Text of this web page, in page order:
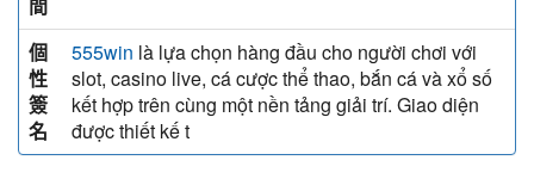
個
性
簽
名
555win là lựa chọn hàng đầu cho người chơi với
slot, casino live, cá cược thể thao, bắn cá và xổ số
kết hợp trên cùng một nền tảng giải trí. Giao diện
được thiết kế t